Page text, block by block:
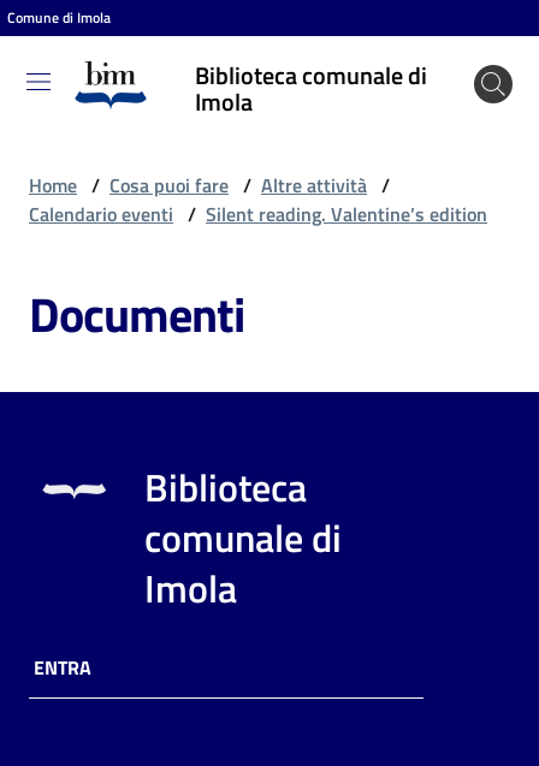
Vai al contenuto
Vai alla navigazione
Vai al footer
Comune di Imola
Biblioteca comunale di
Imola
Biblioteca
comunale
puoi
Risorse
online
Home / Cosa puoi fare / Altre attività /
Calendario eventi / Silent reading. Valentine’s edition
Documenti
Biblioteca
comunale di
Imola
ENTRA